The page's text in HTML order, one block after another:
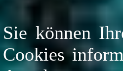
Sie können
Cookies